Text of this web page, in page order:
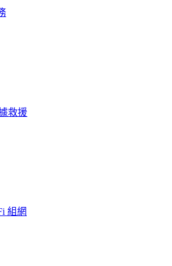
救援
組網